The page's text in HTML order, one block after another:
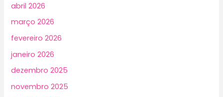
abril 2026
março 2026
fevereiro 2026
janeiro 2026
dezembro 2025
novembro 2025